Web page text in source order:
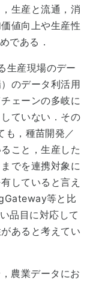
生産と流通，消
値向上や生産性
である．
生産現場のデー
のデータ利活用
ェーンの多岐に
ていない．その
も，種苗開発／
こと，生産した
でを連携対象に
していると言え
等と比
品目に対応して
あると考えてい
農業データにお